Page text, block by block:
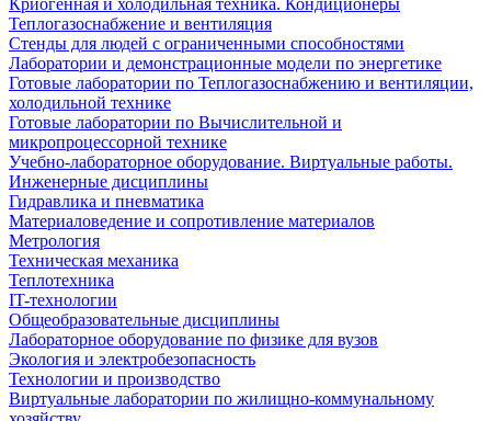
Криогенная и холодильная техника. Кондиционеры
Теплогазоснабжение и вентиляция
Стенды для людей с ограниченными способностями
Лаборатории и демонстрационные модели по энергетике
Готовые лаборатории по Теплогазоснабжению и вентиляции,
холодильной технике
Готовые лаборатории по Вычислительной и
микропроцессорной технике
Учебно-лабораторное оборудование. Виртуальные работы.
Инженерные дисциплины
Гидравлика и пневматика
Материаловедение и сопротивление материалов
Метрология
Техническая механика
Теплотехника
IT-технологии
Общеобразовательные дисциплины
Лабораторное оборудование по физике для вузов
Экология и электробезопасность
Технологии и производство
Виртуальные лаборатории по жилищно-коммунальному